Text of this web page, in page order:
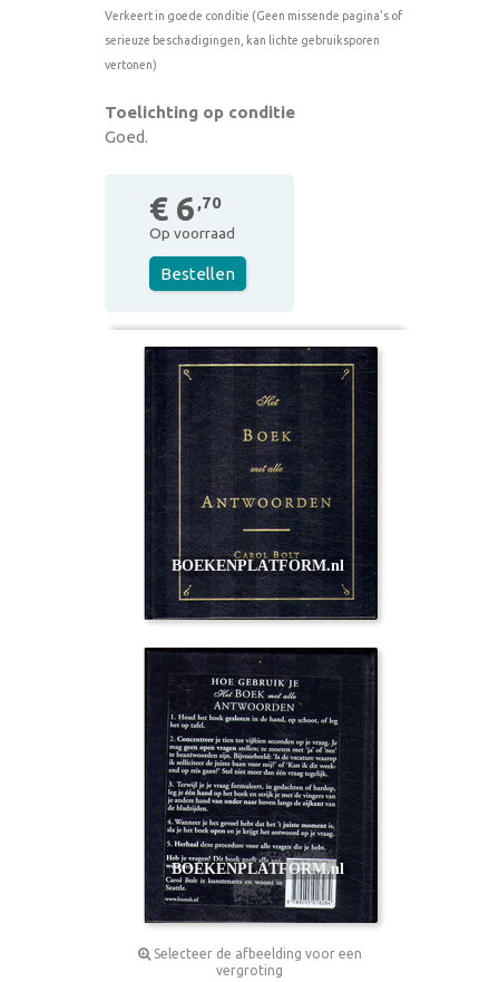
Verkeert in goede conditie (Geen missende pagina's of
serieuze beschadigingen, kan lichte gebruiksporen
vertonen)
Toelichting op conditie
Goed.
€ 6 ,70
Op voorraad
Bestellen
Selecteer de afbeelding voor een
vergroting